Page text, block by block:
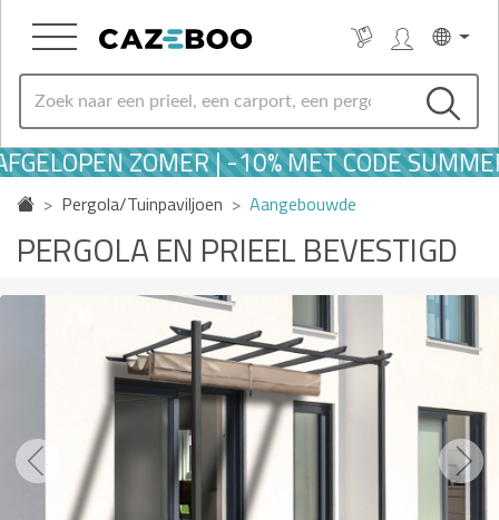
ZOMER | -10% MET CODE SUMMER10
Pergola/Tuinpaviljoen Aangebouwde
PERGOLA EN PRIEEL BEVESTIGD
Previous Next